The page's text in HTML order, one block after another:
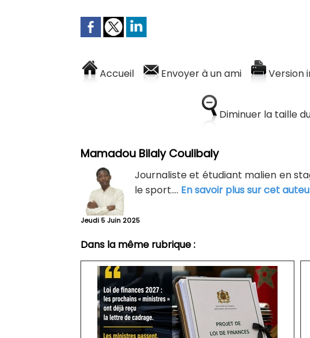
Accueil Envoyer à un ami Version
Diminuer la taille
Mamadou Bilaly Coulibaly
Journaliste et étudiant malien en
le sport.... En savoir plus sur cet
Jeudi 5 Juin 2025
Dans la même rubrique :